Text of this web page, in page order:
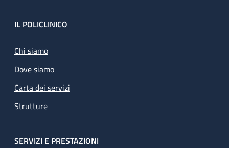
Footer
IL POLICLINICO
Chi siamo
Dove siamo
Carta dei servizi
Strutture
SERVIZI E PRESTAZIONI